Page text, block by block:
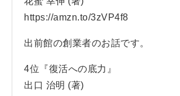
https://amzn.to/3zVP4f8
出前館の創業者のお話です。
4位『復活への底力』
出口 治明 (著)